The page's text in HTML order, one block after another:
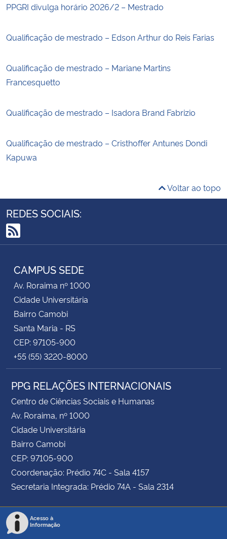
PPGRI divulga horário 2026/2 – Mestrado
Qualificação de mestrado – Edson Arthur do Reis Farias
Qualificação de mestrado – Mariane Martins
Francesquetto
Qualificação de mestrado – Isadora Brand Fabrizio
Qualificação de mestrado – Cristhoffer Antunes Dondi
Kapuwa
Voltar ao topo
REDES SOCIAIS:
RSS
CAMPUS SEDE
Av. Roraima nº 1000
Cidade Universitária
Bairro Camobi
Santa Maria - RS
CEP: 97105-900
+55 (55) 3220-8000
PPG RELAÇÕES INTERNACIONAIS
Centro de Ciências Sociais e Humanas
Av. Roraima, nº 1000
Cidade Universitária
Bairro Camobi
CEP: 97105-900
Coordenação: Prédio 74C - Sala 4157
Secretaria Integrada: Prédio 74A - Sala 2314
Acesso à
Informação